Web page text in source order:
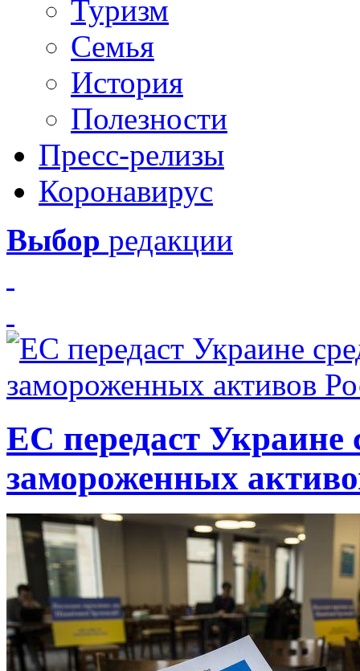
Туризм
Семья
История
Полезности
Пресс-релизы
Коронавирус
Выбор редакции
ЕС передаст Украине
замороженных